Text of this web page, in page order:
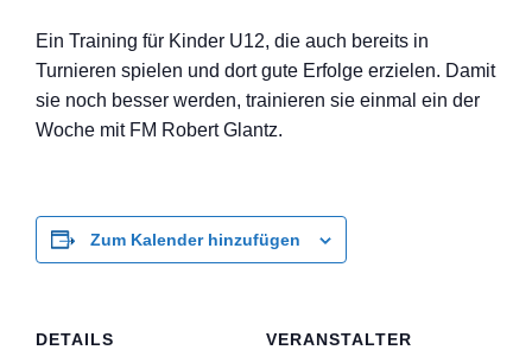
Ein Training für Kinder U12, die auch bereits in
Turnieren spielen und dort gute Erfolge erzielen. Damit
sie noch besser werden, trainieren sie einmal ein der
Woche mit FM Robert Glantz.
Zum Kalender hinzufügen
DETAILS
VERANSTALTER